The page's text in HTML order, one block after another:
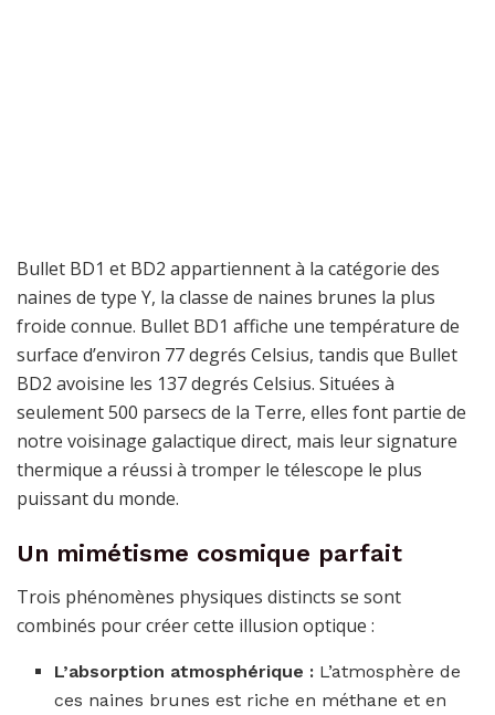
Bullet BD1 et BD2 appartiennent à la catégorie des
naines de type Y, la classe de naines brunes la plus
froide connue. Bullet BD1 affiche une température de
surface d’environ 77 degrés Celsius, tandis que Bullet
BD2 avoisine les 137 degrés Celsius. Situées à
seulement 500 parsecs de la Terre, elles font partie de
notre voisinage galactique direct, mais leur signature
thermique a réussi à tromper le télescope le plus
puissant du monde.
Un mimétisme cosmique parfait
Trois phénomènes physiques distincts se sont
combinés pour créer cette illusion optique :
L’absorption atmosphérique : L’atmosphère de
ces naines brunes est riche en méthane et en